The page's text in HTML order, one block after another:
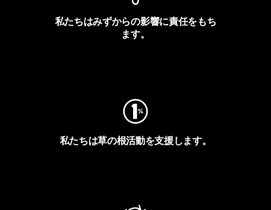
私たちはみずからの影響に責任をもち
ます。
私たちは草の根活動を支援します。